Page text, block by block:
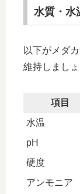
水質・水
以下がメダ
維持しましょ
項目
水温
pH
硬度
アンモニア